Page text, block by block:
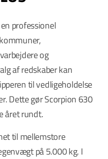
professionel
og
af redskaber kan
til vedligeholdelse
Dette gør Scorpion 630
året rundt.
til mellemstore
på 5.000 kg. I